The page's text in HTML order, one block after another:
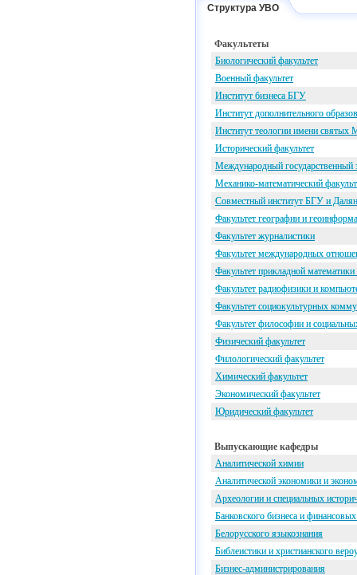
Структура УВО
Факультеты
Биологический факультет
Военный факультет
Институт бизнеса БГУ
Институт дополнительного
Институт теологии имени
Исторический факультет
Международный государственный
Механико-математический
Совместный институт БГУ и
Факультет географии и
Факультет журналистики
Факультет международных
Факультет прикладной
Факультет радиофизики и
Факультет социокультурных
Факультет философии и
Физический факультет
Филологический факультет
Химический факультет
Экономический факультет
Юридический факультет
Выпускающие кафедры
Аналитической химии
Аналитической экономики и
Археологии и специальных
Банковского бизнеса и
Белорусского языкознания
Библеистики и христианского
Бизнес-администрирования